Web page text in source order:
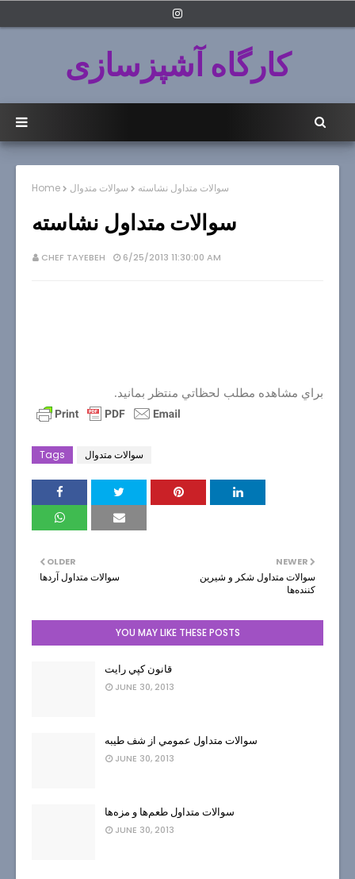
کارگاه آشپزسازی
Home سوالات متدوال سوالات متداول نشاسته
سوالات متداول نشاسته
CHEF TAYEBEH 6/25/2013 11:30:00 AM
براي مشاهده مطلب لحظاتي منتظر بمانيد.
Tags سوالات متدوال
NEWER
سوالات متداول شكر و شيرين
كننده‌ها
OLDER
سوالات متداول آردها
YOU MAY LIKE THESE POSTS
قانون كپي رايت
JUNE 30, 2013
سوالات متداول عمومي از شف طيبه
JUNE 30, 2013
سوالات متداول طعم‌ها و مزه‌ها
JUNE 30, 2013